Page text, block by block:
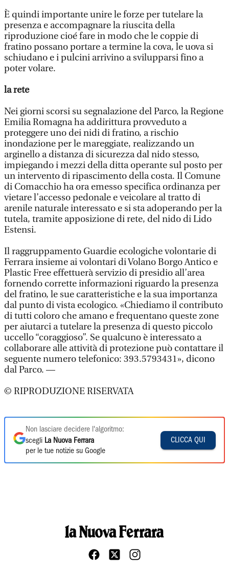
È quindi importante unire le forze per tutelare la
presenza e accompagnare la riuscita della
riproduzione cioé fare in modo che le coppie di
fratino possano portare a termine la cova, le uova si
schiudano e i pulcini arrivino a svilupparsi fino a
poter volare.
la rete
Nei giorni scorsi su segnalazione del Parco, la Regione
Emilia Romagna ha addirittura provveduto a
proteggere uno dei nidi di fratino, a rischio
inondazione per le mareggiate, realizzando un
arginello a distanza di sicurezza dal nido stesso,
impiegando i mezzi della ditta operante sul posto per
un intervento di ripascimento della costa. Il Comune
di Comacchio ha ora emesso specifica ordinanza per
vietare l’accesso pedonale e veicolare al tratto di
arenile naturale interessato e si sta adoperando per la
tutela, tramite apposizione di rete, del nido di Lido
Estensi.
Il raggruppamento Guardie ecologiche volontarie di
Ferrara insieme ai volontari di Volano Borgo Antico e
Plastic Free effettuerà servizio di presidio all’area
fornendo corrette informazioni riguardo la presenza
del fratino, le sue caratteristiche e la sua importanza
dal punto di vista ecologico. «Chiediamo il contributo
di tutti coloro che amano e frequentano queste zone
per aiutarci a tutelare la presenza di questo piccolo
uccello “coraggioso”. Se qualcuno è interessato a
collaborare alle attività di protezione può contattare il
seguente numero telefonico: 393.5793431», dicono
dal Parco. —
© RIPRODUZIONE RISERVATA
Non lasciare decidere l'algoritmo:
scegli La Nuova Ferrara
per le tue notizie su Google
CLICCA QUI